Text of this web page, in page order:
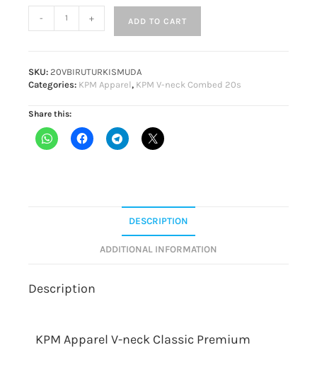
- + ADD TO CART
SKU: 20VBIRUTURKISMUDA
Categories: KPM Apparel, KPM V-neck Combed 20s
Share this:
DESCRIPTION
ADDITIONAL INFORMATION
Description
KPM Apparel V-neck Classic Premium